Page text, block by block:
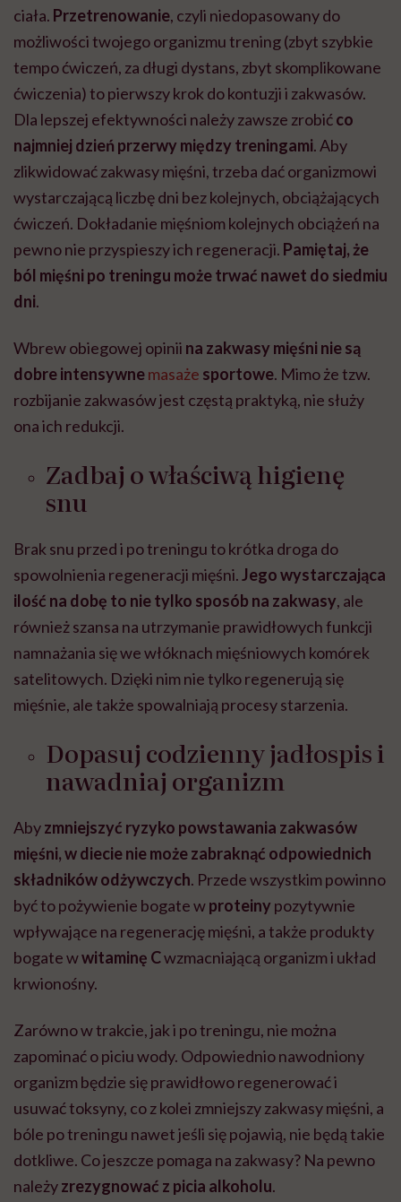
ciała. Przetrenowanie, czyli niedopasowany do
możliwości twojego organizmu trening (zbyt szybkie
tempo ćwiczeń, za długi dystans, zbyt skomplikowane
ćwiczenia) to pierwszy krok do kontuzji i zakwasów.
Dla lepszej efektywności należy zawsze zrobićco
najmniej dzień przerwy między treningami. Aby
zlikwidować zakwasy mięśni, trzeba dać organizmowi
wystarczającą liczbę dni bez kolejnych, obciążających
ćwiczeń. Dokładanie mięśniom kolejnych obciążeń na
pewno nie przyspieszy ich regeneracji. Pamiętaj, że
ból mięśni po treningu może trwać nawet do siedmiu
dni.
Wbrew obiegowej opinii na zakwasy mięśni nie są
dobre intensywnemasaże sportowe. Mimo że tzw.
rozbijanie zakwasów jest częstą praktyką, nie służy
ona ich redukcji.
Zadbaj o właściwą higienę
snu
Brak snu przed i po treningu to krótka droga do
spowolnienia regeneracji mięśni.Jego wystarczająca
ilość na dobę to nie tylko sposób na zakwasy, ale
również szansa na utrzymanie prawidłowych funkcji
namnażania się we włóknach mięśniowych komórek
satelitowych. Dzięki nim nie tylko regenerują się
mięśnie, ale także spowalniają procesy starzenia.
Dopasuj codzienny jadłospis i
nawadniaj organizm
Abyzmniejszyć ryzyko powstawania zakwasów
mięśni, w diecie nie może zabraknąć odpowiednich
składników odżywczych. Przede wszystkim powinno
być to pożywienie bogate wproteiny pozytywnie
wpływające na regenerację mięśni, a także produkty
bogate wwitaminę Cwzmacniającą organizm i układ
krwionośny.
Zarówno w trakcie, jak i po treningu, nie można
zapominać o piciu wody. Odpowiednio nawodniony
organizm będzie się prawidłowo regenerować i
usuwać toksyny, co z kolei zmniejszy zakwasy mięśni, a
bóle po treningu nawet jeśli się pojawią, nie będą takie
dotkliwe. Co jeszcze pomaga na zakwasy? Na pewno
należyzrezygnować z picia alkoholu.